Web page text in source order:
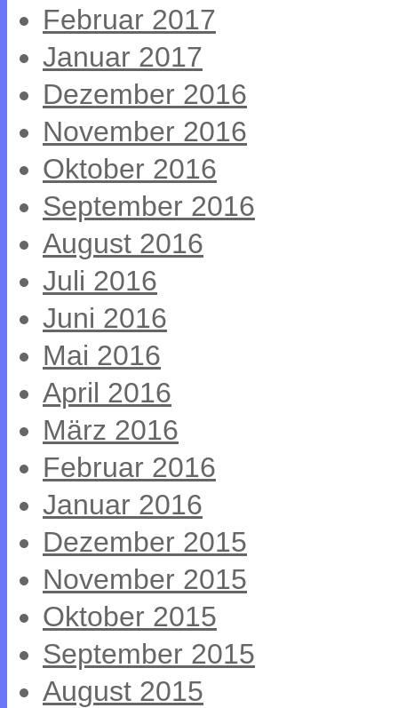
Februar 2017
Januar 2017
Dezember 2016
November 2016
Oktober 2016
September 2016
August 2016
Juli 2016
Juni 2016
Mai 2016
April 2016
März 2016
Februar 2016
Januar 2016
Dezember 2015
November 2015
Oktober 2015
September 2015
August 2015